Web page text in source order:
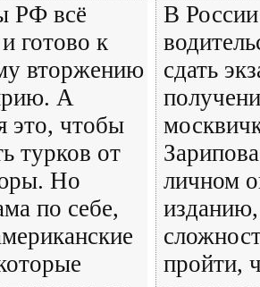
РФ всё
готово к
вторжению
А
это, чтобы
турков от
Но
по себе,
В
сдать
личном
изданию,
пройти,